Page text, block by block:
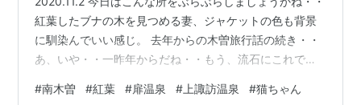
紅葉したブナの木を見つめる妻、ジャケットの色も背景
に馴染んでいい感じ。 去年からの木曽旅行話の続き・・
あ、いや・・一昨年からだね・・もう、流石にこれでラ
24-70mm F1.4-2.8 / 長野県 木曽郡 / 南木曽町 / ホステル
#南木曽 #紅葉 #扉温泉 # 上諏訪温泉 #猫ちゃん